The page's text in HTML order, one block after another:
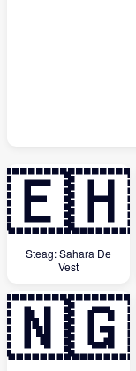
🇪🇭
Steag: Sahara De
Vest
🇳🇬